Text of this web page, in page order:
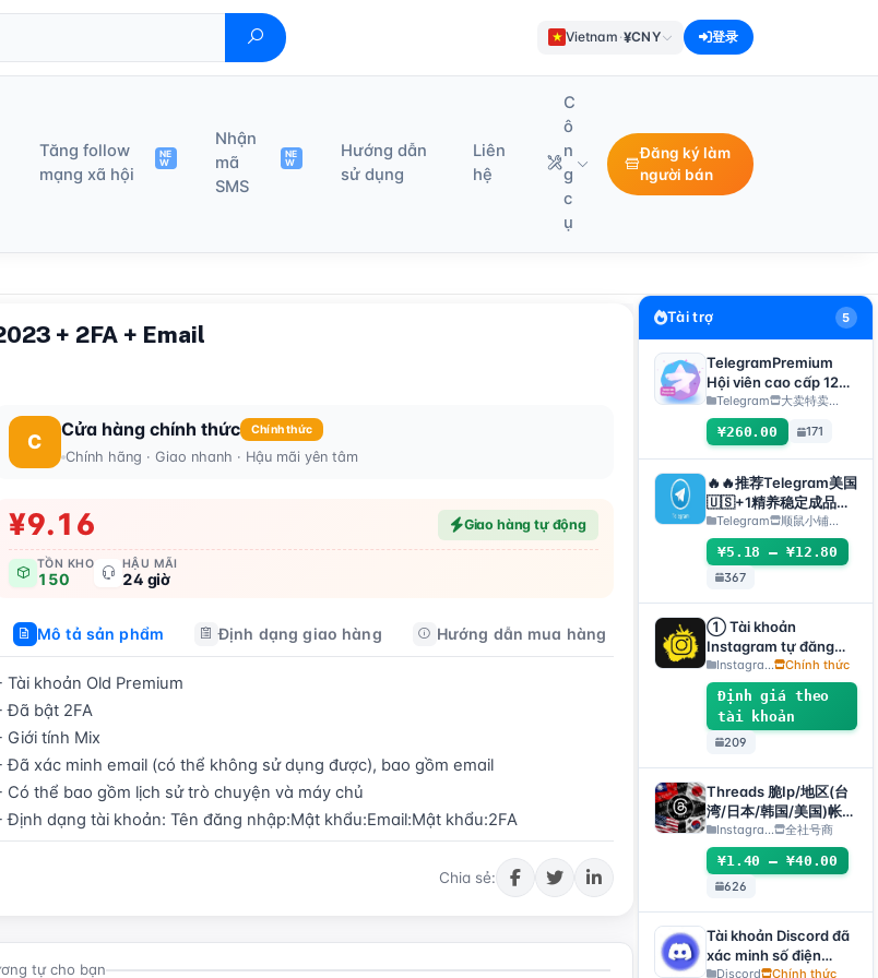
Vietnam ·¥CNY 登录
Tăng follow
mạng xã hội
NE
W
Nhận
mã
SMS
NE
W
Hướng dẫn
sử dụng
Liên
hệ
C
ô
n
g
c
ụ
Đăng ký làm
người bán
+ 2FA + Email
C
Cửa hàng chính thức Chính thức
Chính hãng · Giao nhanh · Hậu mãi yên tâm
¥9.16 Giao hàng tự động
TỒN KHO
150
HẬU MÃI
24 giờ
Mô tả sản phẩm Định dạng giao hàng Hướng dẫn mua hàng Hướng dẫn sau bán hàng
Tài khoản Old Premium
Đã bật 2FA
Giới tính Mix
Đã xác minh email (có thể không sử dụng được), bao gồm email
Có thể bao gồm lịch sử trò chuyện và máy chủ
Định dạng tài khoản: Tên đăng nhập:Mật khẩu:Email:Mật khẩu:2FA
Chia sẻ:
tự cho bạn
Tài trợ 5
TelegramPremium
Hội viên cao cấp 12
tháng, phương thức
giao hàng: Giao hàng
thủ công liên kết quà
tặng【Lưu ý: Mua
hàng bắt buộc phải
gửi phiếu yêu cầu hỗ
trợ sau bán hàng mới
giao hàng】
Telegram 大卖特卖…
¥260.00 171
🔥🔥推荐Telegram美国
🇺🇸+1精养稳定成品号
（包登录成功使用）api
接码手机电脑都可登录 ❗️
使用教程请看详情
Telegram 顺鼠小铺…
¥5.18 – ¥12.80
367
① Tài khoản
Instagram tự đăng
ký/thật, đã bật 2FA +
email [tài khoản tự
chọn]
Instagra... Chính thức
Định giá theo
tài khoản
209
Threads 脆Ip/地区(台
湾/日本/韩国/美国)帐
号-邮箱可自绑-ig 密码
可改｜Threads脆（新
号/月号/2025年脆号/
自选号）
Instagra... 全社号商
¥1.40 – ¥40.00
626
Tài khoản Discord đã
xác minh số điện
Discord Chính thức